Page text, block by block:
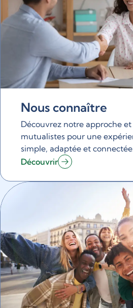
Nous connaître
Découvrez notre approche et
mutualistes pour une
simple, adaptée et
Découvrir